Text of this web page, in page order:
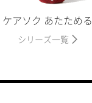
ケアソク あたためる
シリーズ一覧